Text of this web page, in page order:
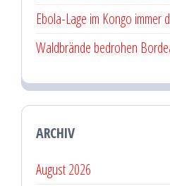
Ebola-Lage im Kongo immer
Waldbrände bedrohen
ARCHIV
August 2026